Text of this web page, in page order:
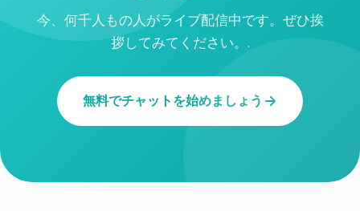
今、何千人もの人がライブ配信中です。ぜひ挨
拶してみてください。.
無料でチャットを始めましょう